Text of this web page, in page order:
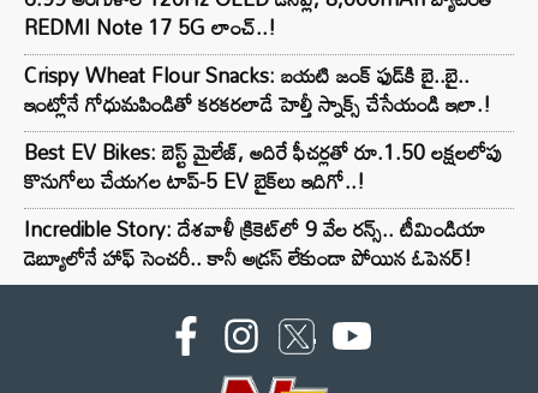
REDMI Note 17 5G లాంచ్..!
Crispy Wheat Flour Snacks: బయటి జంక్ ఫుడ్‌కి బై..బై..
ఇంట్లోనే గోధుమపిండితో కరకరలాడే హెల్తీ స్నాక్స్ చేసేయండి ఇలా.!
Best EV Bikes: బెస్ట్ మైలేజ్, అదిరే ఫీచర్లతో రూ.1.50 లక్షలలోపు
కొనుగోలు చేయగల టాప్-5 EV బైక్‌లు ఇదిగో..!
Incredible Story: దేశవాళీ క్రికెట్‌లో 9 వేల రన్స్.. టీమిండియా
డెబ్యూలోనే హాఫ్ సెంచరీ.. కానీ అడ్రస్ లేకుండా పోయిన ఓపెనర్!